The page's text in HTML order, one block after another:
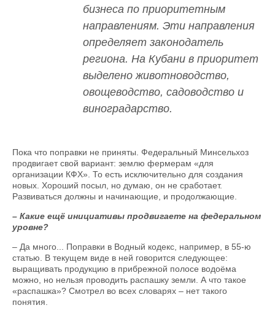
бизнеса по приоритетным
направлениям. Эти направления
определяет законодатель
региона. На Кубани в приоритет
выделено животноводство,
овощеводство, садоводство и
виноградарство.
Пока что поправки не приняты. Федеральный Минсельхоз
продвигает свой вариант: землю фермерам «для
организации КФХ». То есть исключительно для создания
новых. Хороший посыл, но думаю, он не сработает.
Развиваться должны и начинаю­щие, и продолжающие.
– Какие ещё инициативы продвигаете на федеральном
уровне?
– Да много... Поправки в Водный кодекс, например, в 55-ю
статью. В текущем виде в ней говорится следующее:
выращивать продукцию в прибрежной полосе водоёма
можно, но нельзя проводить распашку земли. А что такое
«распашка»? Смотрел во всех словарях – нет такого
понятия.